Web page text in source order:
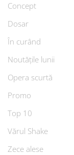
Concept
Dosar
În curând
Noutățile lunii
Opera scurtă
Promo
Top 10
Vărul Shake
Zece alese